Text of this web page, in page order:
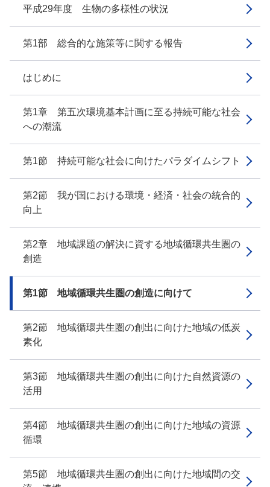
平成29年度 生物の多様性の状況
第1部 総合的な施策等に関する報告
はじめに
第1章 第五次環境基本計画に至る持続可能な社会
への潮流
第1節 持続可能な社会に向けたパラダイムシフト
第2節 我が国における環境・経済・社会の統合的
向上
第2章 地域課題の解決に資する地域循環共生圏の
創造
第1節 地域循環共生圏の創造に向けて
第2節 地域循環共生圏の創出に向けた地域の低炭
素化
第3節 地域循環共生圏の創出に向けた自然資源の
活用
第4節 地域循環共生圏の創出に向けた地域の資源
循環
第5節 地域循環共生圏の創出に向けた地域間の交